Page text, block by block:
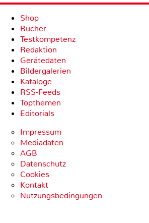
Shop
Bücher
Testkompetenz
Redaktion
Gerätedaten
Bildergalerien
Kataloge
RSS-Feeds
Topthemen
Editorials
Impressum
Mediadaten
AGB
Datenschutz
Cookies
Kontakt
Nutzungsbedingungen